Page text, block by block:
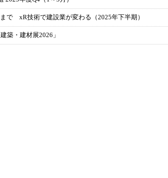
で xR技術で建設業が変わる（2025年下半期）
築・建材展2026」